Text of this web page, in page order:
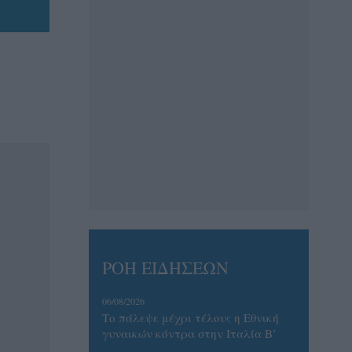
ΡΟΗ ΕΙΔΗΣΕΩΝ
06/08/2026
Το πάλεψε μέχρι τέλους η Εθνική
γυναικών κόντρα στην Ιταλία Β’